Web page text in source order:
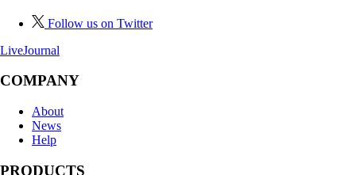
Follow us on Twitter
LiveJournal
COMPANY
About
News
Help
PRODUCTS